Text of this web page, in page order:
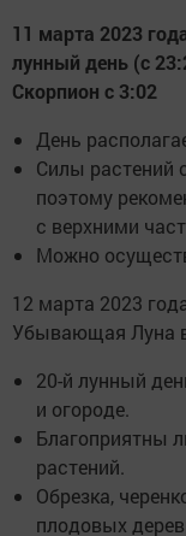
11 марта 2023
лунный день (с
Скорпион с 3:02
День
Силы растений
поэтому
с верхними
Можно
12 марта 2023
Убывающая Луна
20-й лунный
и огороде.
Благоприятны
растений.
Обрезка,
плодовых